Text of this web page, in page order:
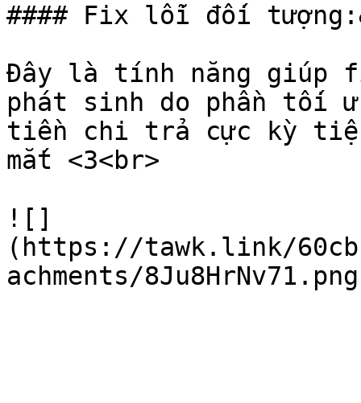
#### Fix lỗi đối
Đây là tính năng giúp
phát sinh do phần tối
tiền chi trả cực kỳ
mắt <3<br>
![]
(https://tawk.link/